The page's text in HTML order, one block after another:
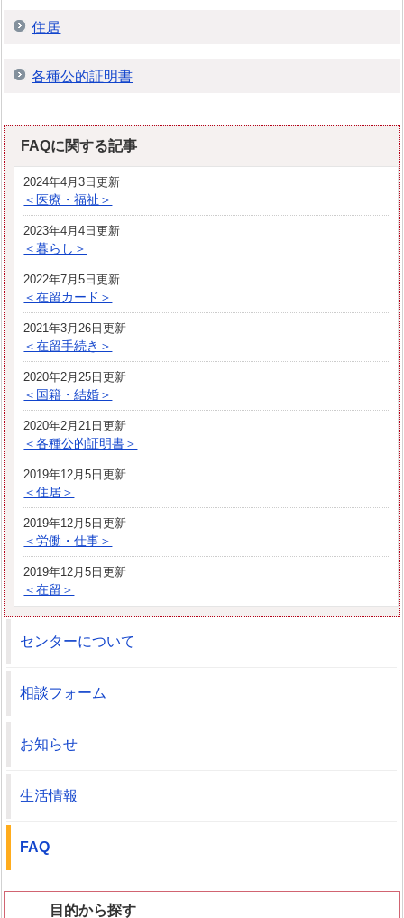
住居
各種公的証明書
FAQに関する記事
2024年4月3日更新
＜医療・福祉＞
2023年4月4日更新
＜暮らし＞
2022年7月5日更新
＜在留カード＞
2021年3月26日更新
＜在留手続き＞
2020年2月25日更新
＜国籍・結婚＞
2020年2月21日更新
＜各種公的証明書＞
2019年12月5日更新
＜住居＞
2019年12月5日更新
＜労働・仕事＞
2019年12月5日更新
＜在留＞
センターについて
相談フォーム
お知らせ
生活情報
FAQ
目的から探す